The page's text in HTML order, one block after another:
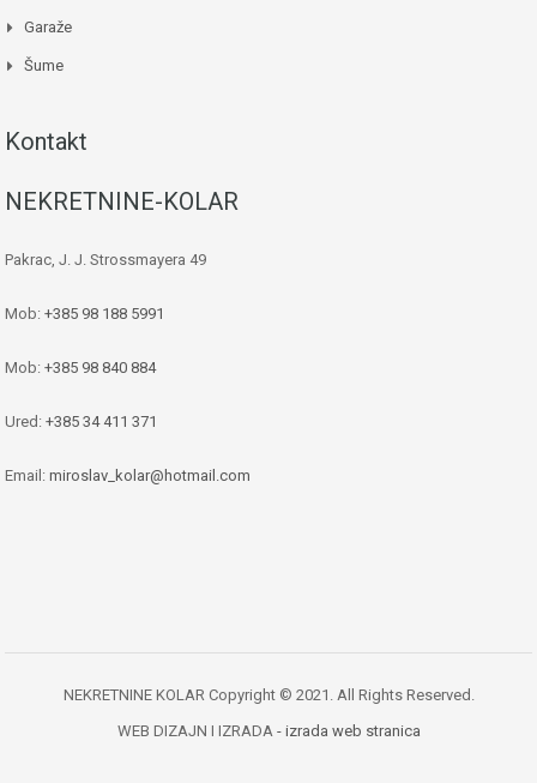
Garaže
Šume
Kontakt
NEKRETNINE-KOLAR
Pakrac, J. J. Strossmayera 49
Mob: +385 98 188 5991
Mob: +385 98 840 884
Ured: +385 34 411 371
Email: miroslav_kolar@hotmail.com
NEKRETNINE KOLAR Copyright © 2021. All Rights Reserved.
WEB DIZAJN I IZRADA - izrada web stranica